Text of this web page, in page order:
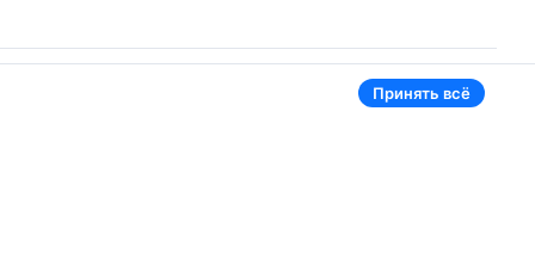
Принять всё